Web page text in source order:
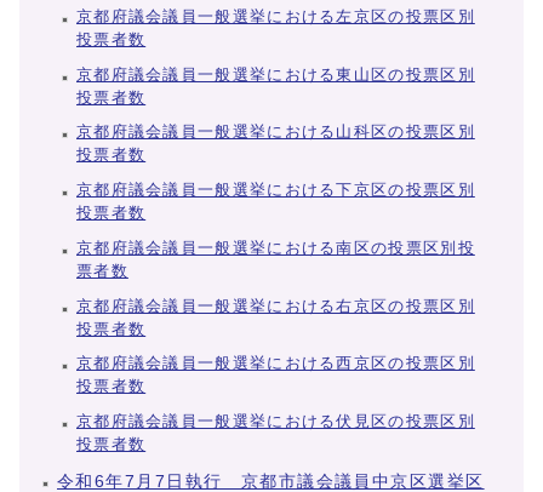
京都府議会議員一般選挙における左京区の投票区別
投票者数
京都府議会議員一般選挙における東山区の投票区別
投票者数
京都府議会議員一般選挙における山科区の投票区別
投票者数
京都府議会議員一般選挙における下京区の投票区別
投票者数
京都府議会議員一般選挙における南区の投票区別投
票者数
京都府議会議員一般選挙における右京区の投票区別
投票者数
京都府議会議員一般選挙における西京区の投票区別
投票者数
京都府議会議員一般選挙における伏見区の投票区別
投票者数
令和6年7月7日執行 京都市議会議員中京区選挙区